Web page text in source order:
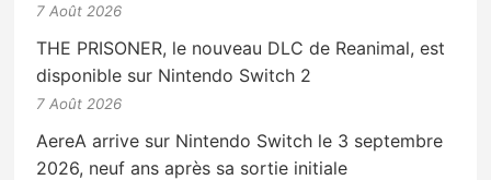
7 Août 2026
THE PRISONER, le nouveau DLC de Reanimal, est
disponible sur Nintendo Switch 2
7 Août 2026
AereA arrive sur Nintendo Switch le 3 septembre
2026, neuf ans après sa sortie initiale